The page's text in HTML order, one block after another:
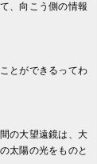
、向こう側の情報
とができるってわ
の大望遠鏡は、大
太陽の光をものと